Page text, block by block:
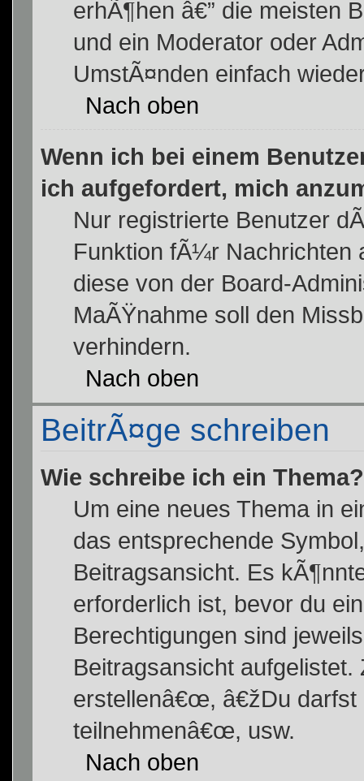
erhÃ¶hen â€” die meisten
und ein Moderator oder
UmstÃ¤nden einfach
Nach oben
Wenn ich bei einem
ich aufgefordert, mich
Nur registrierte Benutzer
Funktion fÃ¼r Nachrichten
diese von der Board-
MaÃŸnahme soll den
verhindern.
Nach oben
BeitrÃ¤ge schreiben
Wie schreibe ich ein Thema?
Um eine neues Thema in
das entsprechende
Beitragsansicht. Es
erforderlich ist, bevor du
Berechtigungen sind
Beitragsansicht
erstellenâ€œ, â€žDu darfst
teilnehmenâ€œ, usw.
Nach oben